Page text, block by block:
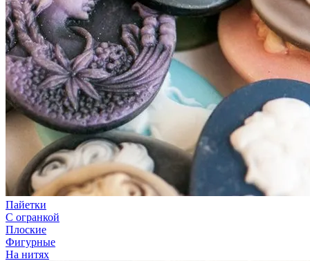
Пайетки
С огранкой
Плоские
Фигурные
На нитях